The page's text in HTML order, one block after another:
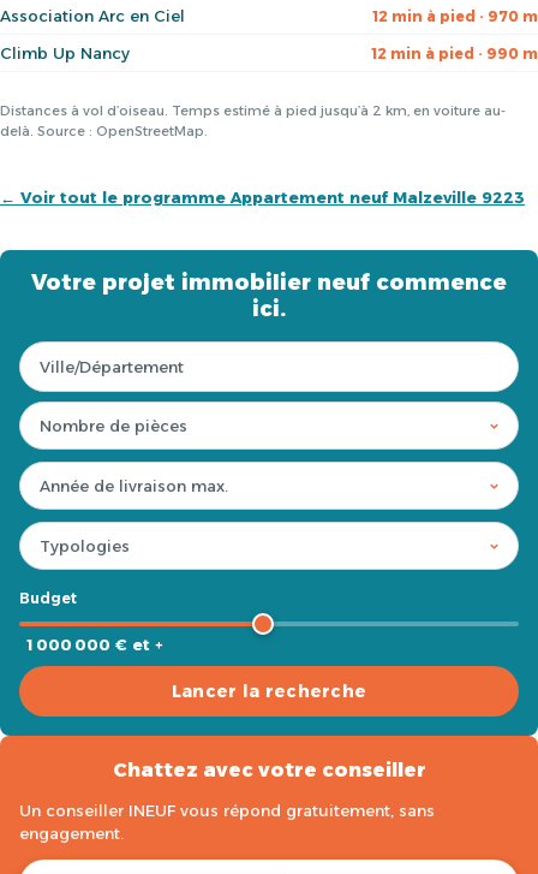
Association Arc en Ciel 12 min à pied · 970 m
Climb Up Nancy 12 min à pied · 990 m
Distances à vol d’oiseau. Temps estimé à pied jusqu’à 2 km, en voiture au-
delà. Source : OpenStreetMap.
← Voir tout le programme Appartement neuf Malzeville 9223
Votre projet immobilier neuf commence
ici.
Budget
1 000 000 € et +
Lancer la recherche
Chattez avec votre conseiller
Un conseiller INEUF vous répond gratuitement, sans
engagement.